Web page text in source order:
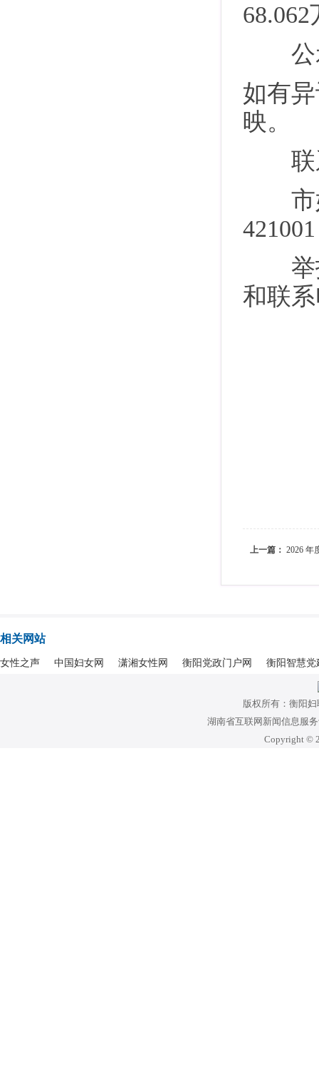
公示
如有
映。
联
市妇
举报
和联
上一篇： 2026 年
相关网站
女性之声 中国妇女网 潇湘女性网 衡阳党政门户网 衡阳智慧党
版权所有：衡阳妇
湖南省互联网新闻信息服
Copyright ©